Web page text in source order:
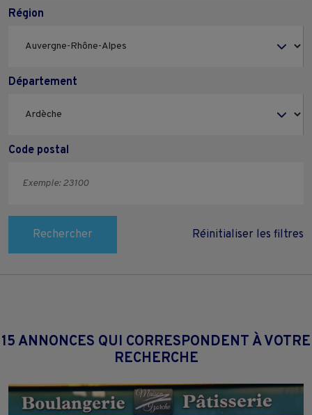
Région
Département
Code postal
Rechercher Réinitialiser les filtres
15 ANNONCES QUI CORRESPONDENT À VOTRE
RECHERCHE